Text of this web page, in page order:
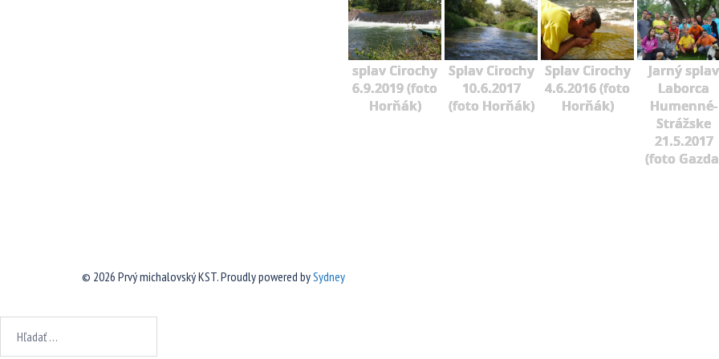
splav Cirochy
6.9.2019 (foto
Horňák)
Splav Cirochy
10.6.2017
(foto Horňák)
Splav Cirochy
4.6.2016 (foto
Horňák)
Jarný splav
Laborca
Humenné-
Strážske
21.5.2017
(foto
© 2026 Prvý michalovský KST. Proudly powered bySydney